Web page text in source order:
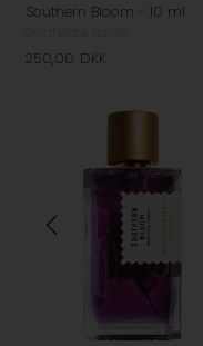
Southern Bloom - 10 ml
250,00 DKK